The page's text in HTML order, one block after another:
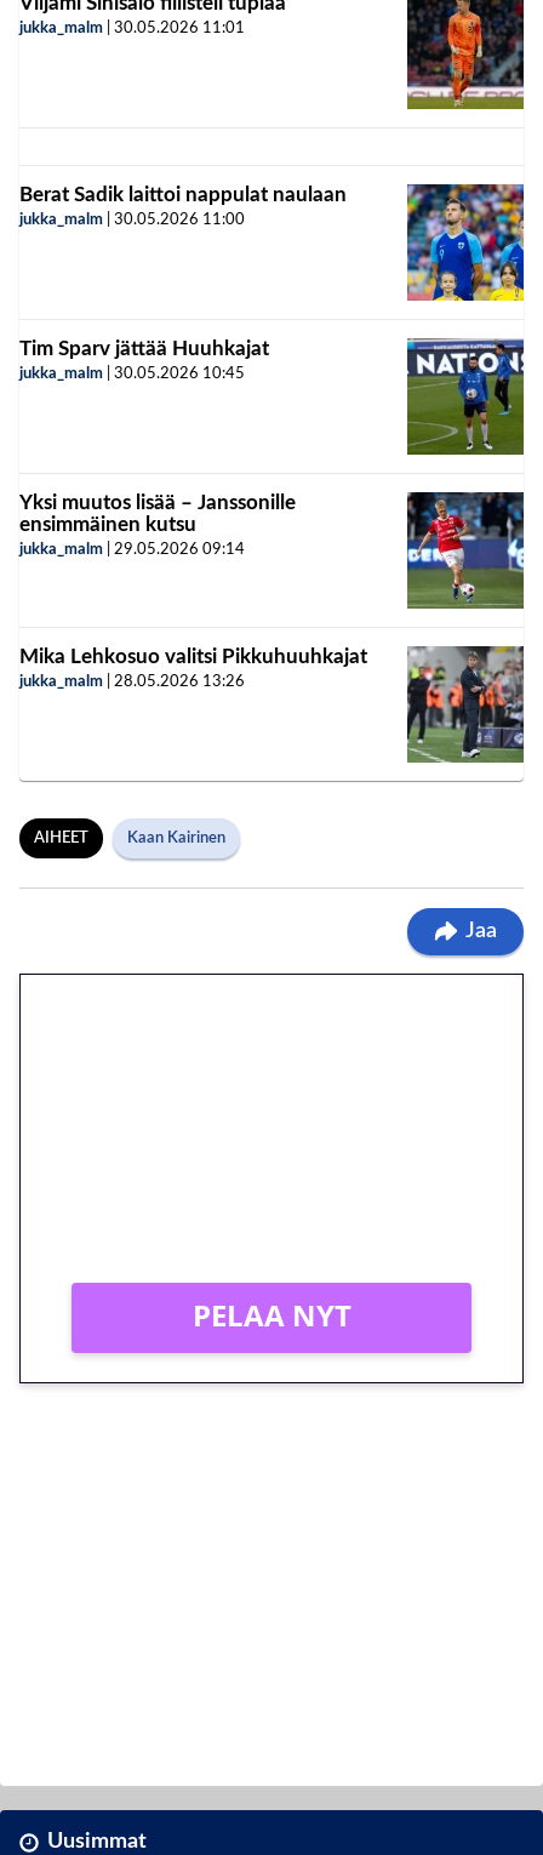
jukka_malm 30.05.2026 11:01
Berat Sadik laittoi nappulat naulaan
jukka_malm 30.05.2026 11:00
Tim Sparv jättää Huuhkajat
jukka_malm 30.05.2026 10:45
Yksi muutos lisää – Janssonille
ensimmäinen kutsu
jukka_malm 29.05.2026 09:14
Mika Lehkosuo valitsi Pikkuhuuhkajat
jukka_malm 28.05.2026 13:26
AIHEET Kaan Kairinen
Jaa
PELAA NYT
Uusimmat